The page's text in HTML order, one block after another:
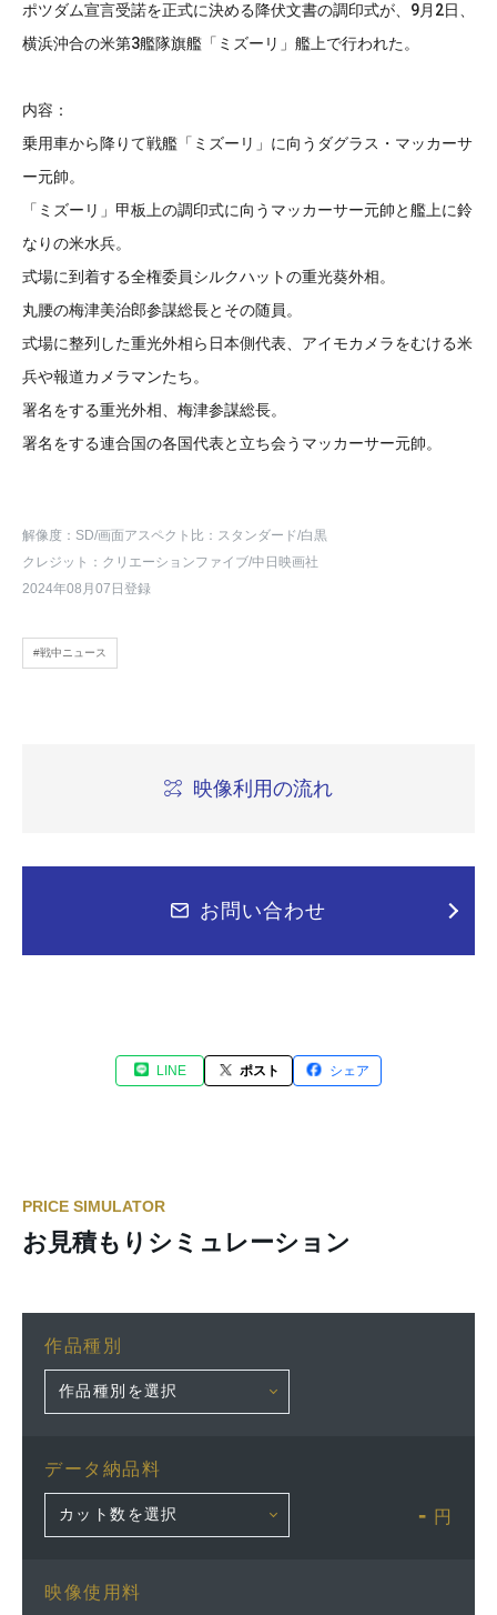
ポツダム宣言受諾を正式に決める降伏文書の調印式が、9月2日、
横浜沖合の米第3艦隊旗艦「ミズーリ」艦上で行われた。
内容：
乗用車から降りて戦艦「ミズーリ」に向うダグラス・マッカーサ
ー元帥。
「ミズーリ」甲板上の調印式に向うマッカーサー元帥と艦上に鈴
なりの米水兵。
式場に到着する全権委員シルクハットの重光葵外相。
丸腰の梅津美治郎参謀総長とその随員。
式場に整列した重光外相ら日本側代表、アイモカメラをむける米
兵や報道カメラマンたち。
署名をする重光外相、梅津参謀総長。
署名をする連合国の各国代表と立ち会うマッカーサー元帥。
解像度：SD/画面アスペクト比：スタンダード/白黒
クレジット：クリエーションファイブ/中日映画社
2024年08月07日登録
#戦中ニュース
映像利用の流れ
お問い合わせ
LINE ポスト シェア
PRICE SIMULATOR
お見積もりシミュレーション
作品種別
データ納品料
- 円
映像使用料